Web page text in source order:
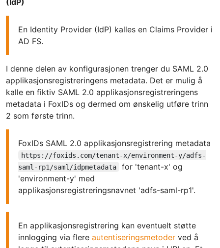
En Identity Provider (IdP) kalles en Claims Provider i
AD FS.
I denne delen av konfigurasjonen trenger du SAML 2.0
applikasjonsregistreringens metadata. Det er mulig å
kalle en fiktiv SAML 2.0 applikasjonsregistreringens
metadata i FoxIDs og dermed om ønskelig utføre trinn
2 som første trinn.
FoxIDs SAML 2.0 applikasjonsregistrering metadata
https://foxids.com/tenant-x/environment-y/adfs-
saml-rp1/saml/idpmetadata
for 'tenant-x' og
'environment-y' med
applikasjonsregistreringsnavnet 'adfs-saml-rp1'.
En applikasjonsregistrering kan eventuelt støtte
innlogging via flereautentiseringsmetoder ved å